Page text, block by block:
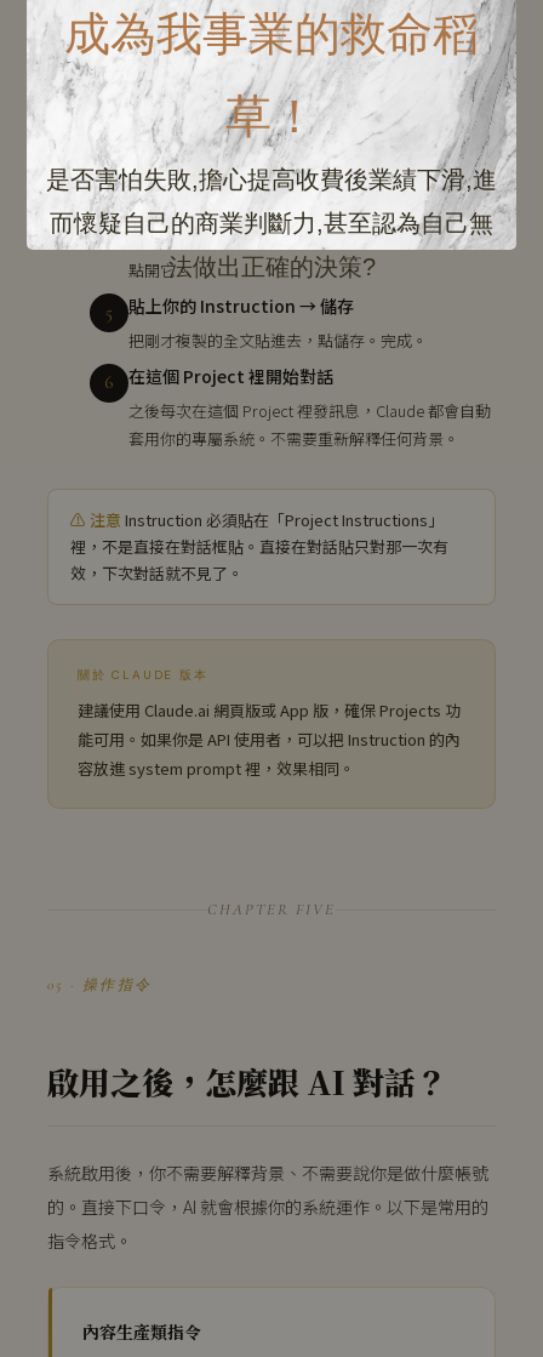
成為我事業的救命稻
草！
是否害怕失敗,擔心提高收費後業績下滑,進
而懷疑自己的商業判斷力,甚至認為自己無
法做出正確的決策?
在電腦或手機瀏覽器開啟 claude.ai，登入你的帳號。
3 找到 Projects
左側欄有一個「Projects」選項。點它進入，如果還
沒有任何 Project，點「New Project」新增一個，取
一個你記得的名字（例如：我的 IG 系統）。
4 點「Project Instructions」
進入你的 Project 後，右上角或設定區有「Project
Instructions」（有些版本叫 Custom Instructions）。
點開它。
5 貼上你的 Instruction → 儲存
把剛才複製的全文貼進去，點儲存。完成。
6 在這個 Project 裡開始對話
之後每次在這個 Project 裡發訊息，Claude 都會自動
套用你的專屬系統。不需要重新解釋任何背景。
Instruction 必須貼在「Project Instructions」
裡，不是直接在對話框貼。直接在對話貼只對那一次有
效，下次對話就不見了。
關於 CLAUDE 版本
建議使用 Claude.ai 網頁版或 App 版，確保 Projects 功
能可用。如果你是 API 使用者，可以把 Instruction 的內
容放進 system prompt 裡，效果相同。
CHAPTER FIVE
05 · 操作指令
啟用之後，怎麼跟 AI 對話？
系統啟用後，你不需要解釋背景、不需要說你是做什麼帳號
的。直接下口令，AI 就會根據你的系統運作。以下是常用的
指令格式。
內容生產類指令